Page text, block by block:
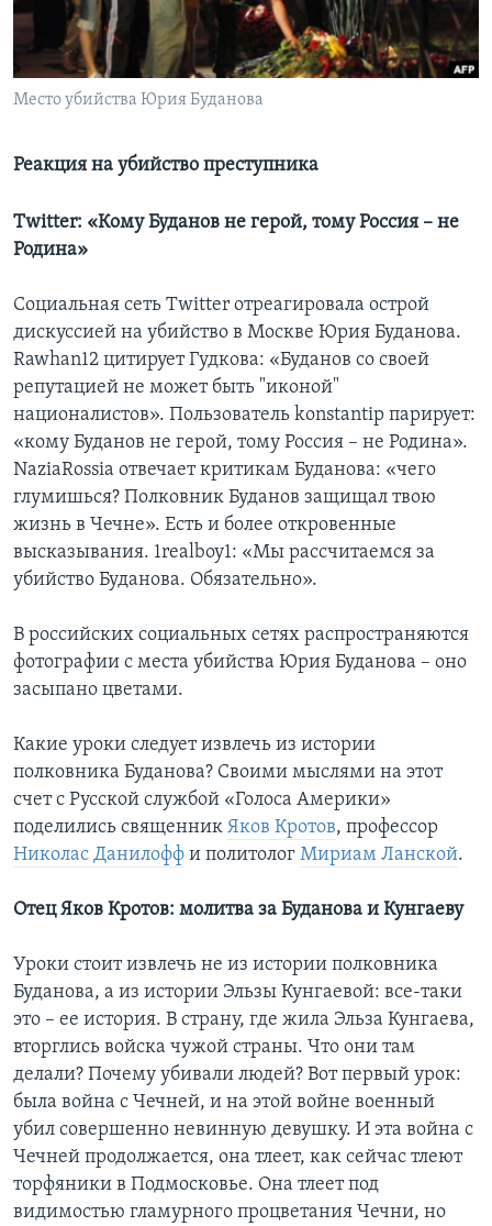
Learning English
СОЦИАЛЬНЫЕ СЕТИ
Место убийства Юрия Буданова
Реакция на убийство преступника
Twitter: «Кому Буданов не герой, тому Россия – не
Родина»
Социальная сеть Twitter отреагировала острой
дискуссией на убийство в Москве Юрия Буданова.
Rawhan12 цитирует Гудкова: «Буданов со своей
репутацией не может быть "иконой"
националистов». Пользователь konstantip парирует:
«кому Буданов не герой, тому Россия – не Родина».
NaziaRossia отвечает критикам Буданова: «чего
глумишься? Полковник Буданов защищал твою
жизнь в Чечне». Есть и более откровенные
высказывания. 1realboy1: «Мы рассчитаемся за
убийство Буданова. Обязательно».
В российских социальных сетях распространяются
фотографии с места убийства Юрия Буданова – оно
засыпано цветами.
Какие уроки следует извлечь из истории
полковника Буданова? Своими мыслями на этот
счет с Русской службой «Голоса Америки»
поделились священник Яков Кротов, профессор
Николас Данилофф и политолог Мириам Ланской.
Отец Яков Кротов: молитва за Буданова и Кунгаеву
Уроки стоит извлечь не из истории полковника
Буданова, а из истории Эльзы Кунгаевой: все-таки
это – ее история. В страну, где жила Эльза Кунгаева,
вторглись войска чужой страны. Что они там
делали? Почему убивали людей? Вот первый урок:
была война с Чечней, и на этой войне военный
убил совершенно невинную девушку. И эта война с
Чечней продолжается, она тлеет, как сейчас тлеют
торфяники в Подмосковье. Она тлеет под
видимостью гламурного процветания Чечни, но